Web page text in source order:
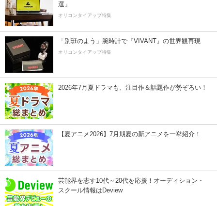
選」
オリコンタイアップ特集
「別班のよう」腕時計で『VIVANT』の世界観再現
オリコンタイアップ特集
2026年7月夏ドラマも、注目作＆話題作が勢ぞろい！
【夏アニメ2026】7月期夏の新アニメを一挙紹介！
芸能界を志す10代～20代を応援！オーディション・
スクール情報はDeview